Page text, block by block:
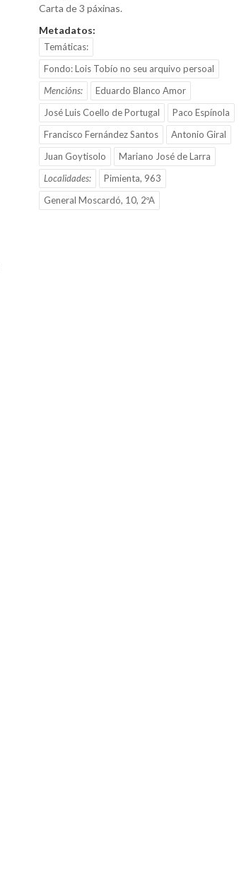
Carta de 3 páxinas.
Metadatos:
Temáticas:
Fondo: Lois Tobío no seu arquivo persoal
Mencións:
Eduardo Blanco Amor
José Luis Coello de Portugal
Paco Espínola
Francisco Fernández Santos
Antonio Giral
Juan Goytisolo
Mariano José de Larra
Localidades:
Pimienta, 963
General Moscardó, 10, 2ºA